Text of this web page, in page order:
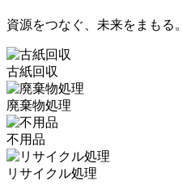
資源をつなぐ、未来をまもる。
古紙回収
廃棄物処理
不用品
リサイクル処理